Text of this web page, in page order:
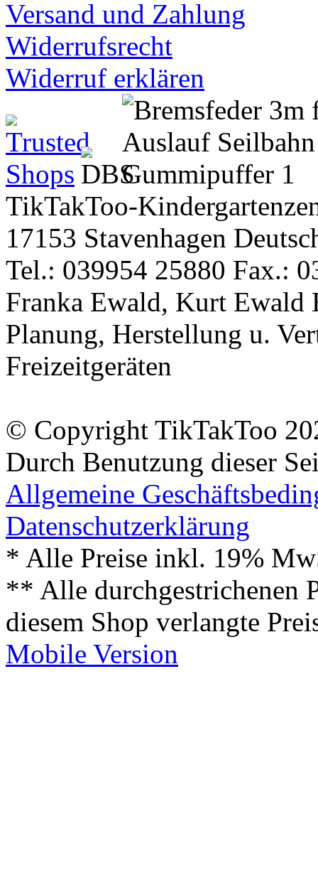
Versand und Zahlung
Widerrufsrecht
Widerruf erklären
TikTakToo-
17153 Stavenhagen
Tel.: 039954 25880 Fax.:
Franka Ewald, Kurt Ewald
Planung, Herstellung u.
Freizeitgeräten
© Copyright TikTakToo
Durch Benutzung dieser
Allgemeine
Datenschutzerklärung
* Alle Preise inkl. 19%
** Alle durchgestrichenen
diesem Shop verlangte
Mobile Version